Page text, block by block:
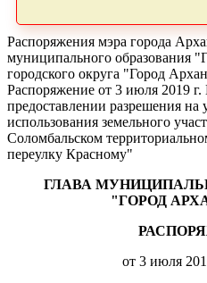
Распоряжения мэра города
муниципального образования
городского округа "Город
Распоряжение от 3 июля 2019
предоставлении разрешения
использования земельного
Соломбальском
переулку Красному"
ГЛАВА
"ГОРОД
от 3 июля